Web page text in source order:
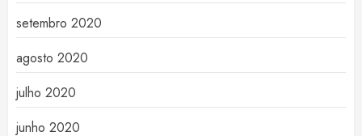
setembro 2020
agosto 2020
julho 2020
junho 2020